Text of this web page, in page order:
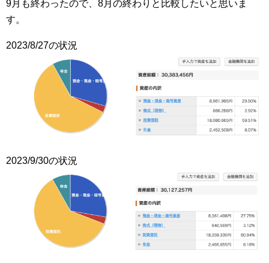
9月も終わったので、8月の終わりと比較したいと思いま
す。
2023/8/27の状況
2023/9/30の状況